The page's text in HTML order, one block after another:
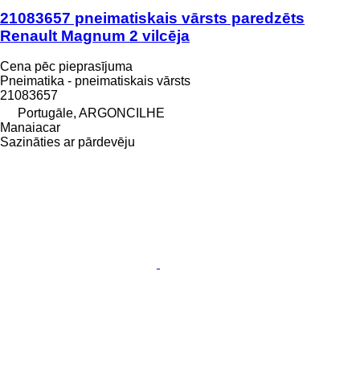
21083657 pneimatiskais vārsts paredzēts
Renault Magnum 2 vilcēja
Cena pēc pieprasījuma
Pneimatika - pneimatiskais vārsts
21083657
Portugāle, ARGONCILHE
Manaiacar
Sazināties ar pārdevēju